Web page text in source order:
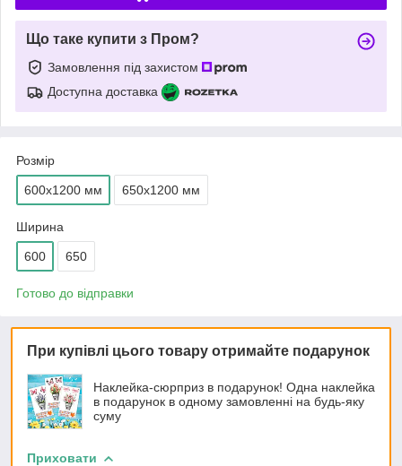
Що таке купити з Пром?
Замовлення під захистом
Доступна доставка
Розмір
600х1200 мм 650х1200 мм
Ширина
600 650
Готово до відправки
При купівлі цього товару отримайте подарунок
Наклейка-сюрприз в подарунок! Одна наклейка
в подарунок в одному замовленні на будь-яку
суму
Приховати